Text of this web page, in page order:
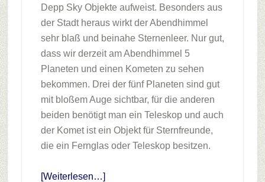
Depp Sky Objekte aufweist. Besonders aus
der Stadt heraus wirkt der Abendhimmel
sehr blaß und beinahe Sternenleer. Nur gut,
dass wir derzeit am Abendhimmel 5
Planeten und einen Kometen zu sehen
bekommen. Drei der fünf Planeten sind gut
mit bloßem Auge sichtbar, für die anderen
beiden benötigt man ein Teleskop und auch
der Komet ist ein Objekt für Sternfreunde,
die ein Fernglas oder Teleskop besitzen.
[Weiterlesen…]Infos